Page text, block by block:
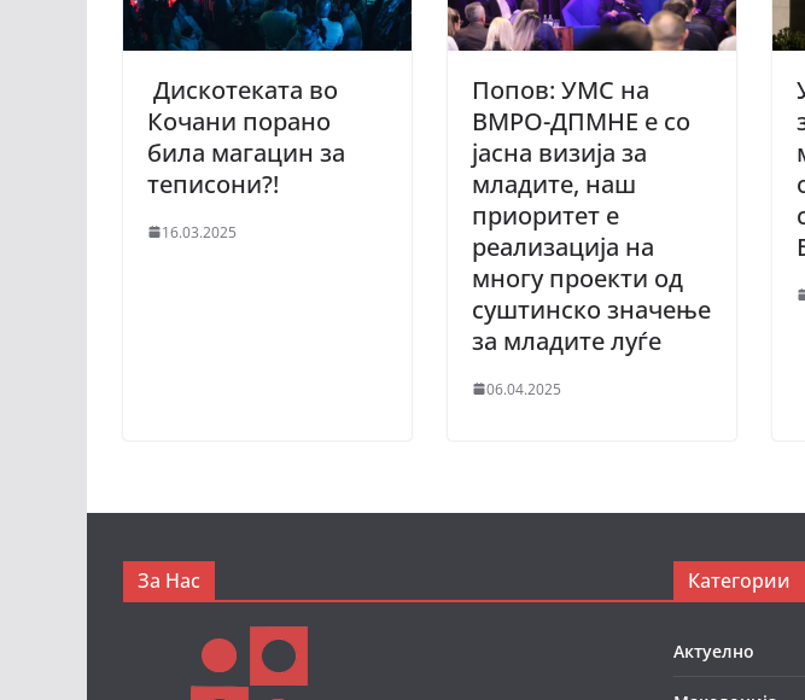
Дискотеката во
Кочани порано
била магацин за
теписони?!
16.03.2025
Попов: УМС на
ВМРО-ДПМНЕ е со
јасна визија за
младите, наш
приоритет е
реализација на
многу проекти од
суштинско значење
за младите луѓе
06.04.2025
За Нас Категории
Актуелно